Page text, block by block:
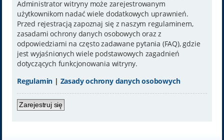
Administrator witryny może zarejestrowanym
użytkownikom nadać wiele dodatkowych uprawnień.
Przed rejestracją zapoznaj się z naszym regulaminem,
zasadami ochrony danych osobowych oraz z
odpowiedziami na często zadawane pytania (FAQ), gdzie
jest wyjaśnionych wiele podstawowych zagadnień
dotyczących funkcjonowania witryny.
Regulamin | Zasady ochrony danych osobowych
Zarejestruj się